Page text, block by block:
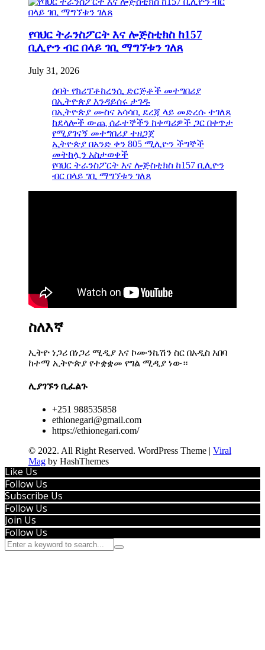
የባህር ትራንስፖርት እና ሎጅስቲክስ ከ157
ቢሊዮን ብር በላይ ገቢ ማግኘቱን ገለጸ
July 31, 2026
ሰባት የክሪፕቶከረንሲ ድርጅቶች መተግበሪያ
በኢትዮጵያ እንዳይሰሩ ታገዱ
በኢትዮጵያ ሙስና አሳሳቢ ደረጃ ላይ መድረሱ ተገለጸ
ከደላሎች ውጪ ሰራተኞችን ከቀጣሪዎች ጋር በቀጥታ
የሚያገናኝ መተግበሪያ ተዘጋጀ
ኢትዮጵያ በአንድ ቀን 805 ሚሊዮን ችግኞች
መትከሏን አስታወቀች
የባህር ትራንስፖርት እና ሎጅስቲክስ ከ157 ቢሊዮን
ብር በላይ ገቢ ማግኘቱን ገለጸ
ስለእኛ
ኢትዮ ነጋሪ በነጋሪ ሚዲያ እና ኮሙንኬሽን ስር በአዲስ አበባ
ከተማ ኢትዮጵያ የተቋቋመ የግል ሚዲያ ነው።
ሊያገኙን ቢፈልጉ
+251 988535858
ethionegari@gmail.com
https://ethionegari.com/
© 2022. All Right Reserved. WordPress Theme
Viral
Mag by HashThemes
Like Us
Follow Us
Subscribe Us
Follow Us
Join Us
Follow Us